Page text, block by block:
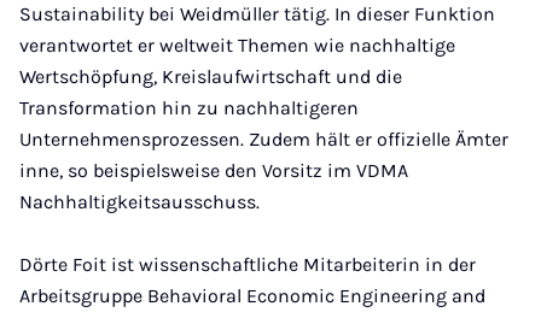
Sustainability bei Weidmüller tätig. In dieser Funktion
verantwortet er weltweit Themen wie nachhaltige
Wertschöpfung, Kreislaufwirtschaft und die
Transformation hin zu nachhaltigeren
Unternehmensprozessen. Zudem hält er offizielle Ämter
inne, so beispielsweise den Vorsitz im VDMA
Nachhaltigkeitsausschuss.
Dörte Foit ist wissenschaftliche Mitarbeiterin in der
Arbeitsgruppe Behavioral Economic Engineering and